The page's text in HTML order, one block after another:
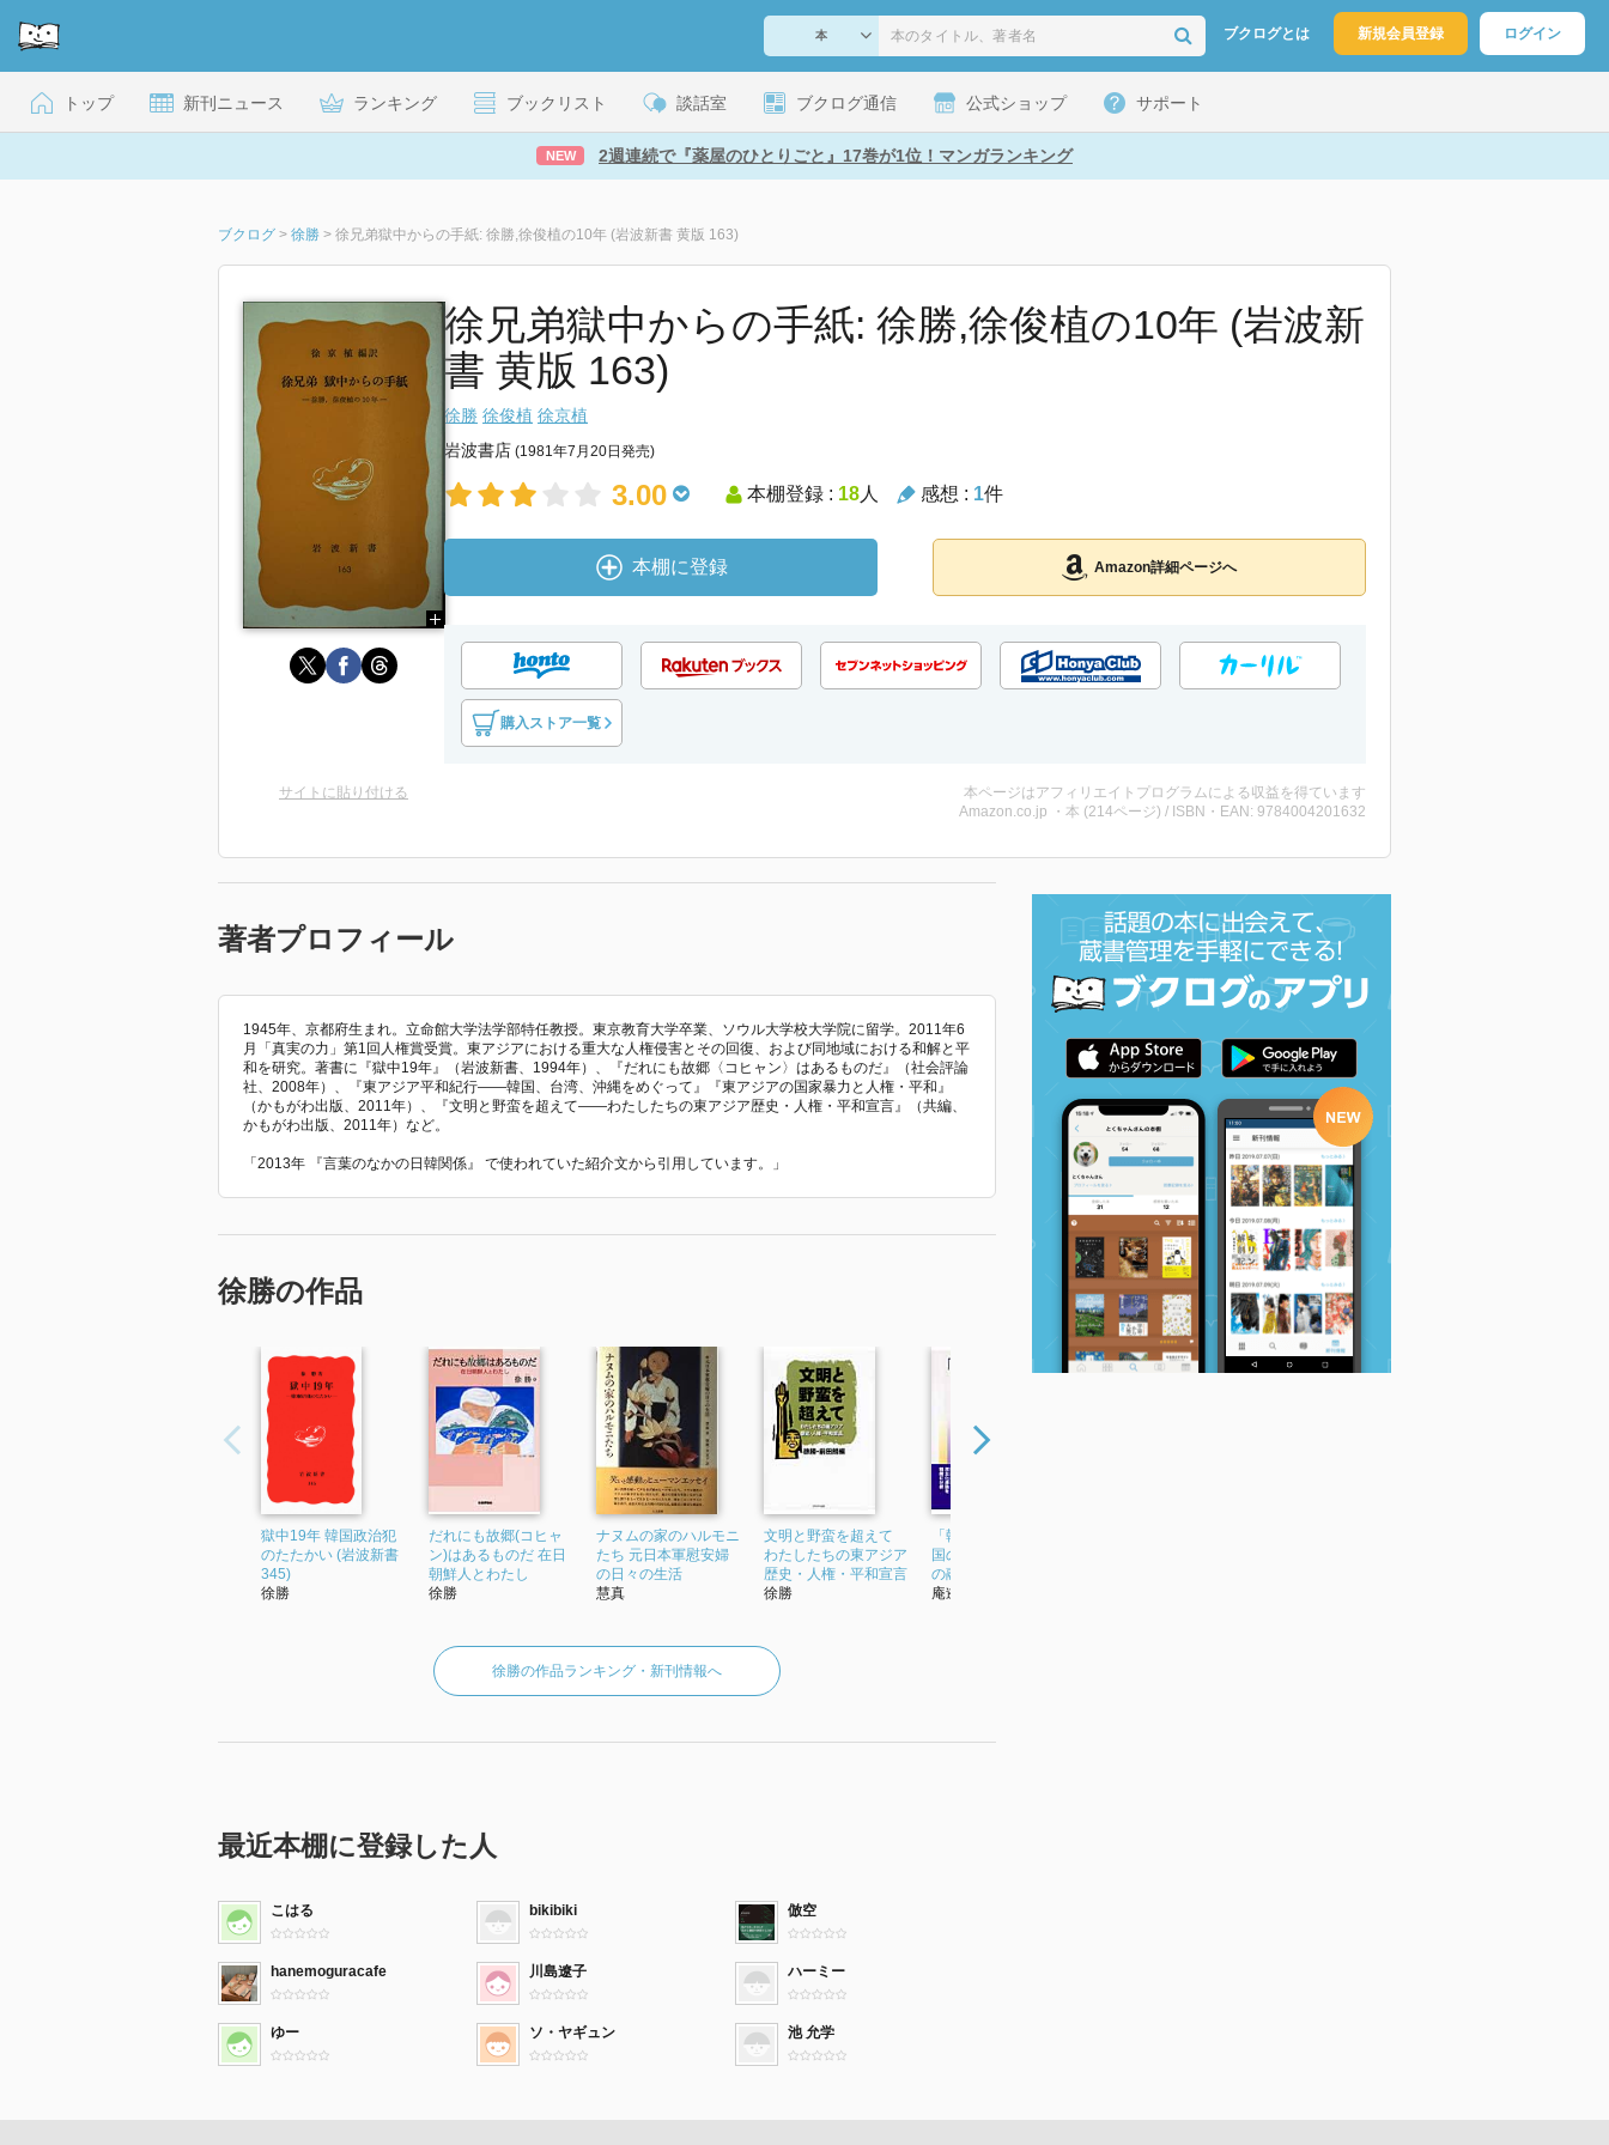
ブクログとは 新規会員登録 ログイン
トップ 新刊ニュース ランキング ブックリスト 談話室 ブクログ通信 公式ショップ サポート
NEW 2週連続で『薬屋のひとりごと』17巻が1位！マンガランキング
ブクログ > 徐勝 > 徐兄弟獄中からの手紙: 徐勝,徐俊植の10年 (岩波新書 黄版 163)
徐兄弟獄中からの手紙: 徐勝,徐俊植の10年 (岩波新
書 黄版 163)
徐勝 徐俊植 徐京植
岩波書店 (1981年7月20日発売)
3.00 本棚登録 : 18人 感想 : 1件
本棚に登録 Amazon詳細ページへ
購入ストア一覧
サイトに貼り付ける
本ページはアフィリエイトプログラムによる収益を得ています
Amazon.co.jp ・本 (214ページ) / ISBN・EAN: 9784004201632
著者プロフィール
1945年、京都府生まれ。立命館大学法学部特任教授。東京教育大学卒業、ソウル大学校大学院に留学。2011年6
月「真実の力」第1回人権賞受賞。東アジアにおける重大な人権侵害とその回復、および同地域における和解と平
和を研究。著書に『獄中19年』（岩波新書、1994年）、『だれにも故郷〈コヒャン〉はあるものだ』（社会評論
社、2008年）、『東アジア平和紀行――韓国、台湾、沖縄をめぐって』『東アジアの国家暴力と人権・平和』
（かもがわ出版、2011年）、『文明と野蛮を超えて――わたしたちの東アジア歴史・人権・平和宣言』（共編、
かもがわ出版、2011年）など。
「2013年 『言葉のなかの日韓関係』 で使われていた紹介文から引用しています。」
徐勝の作品
獄中19年 韓国政治犯
のたたかい (岩波新書
345)
徐勝
だれにも故郷(コヒャ
ン)はあるものだ 在日
朝鮮人とわたし
徐勝
ナヌムの家のハルモニ
たち 元日本軍慰安婦
の日々の生活
慧真
文明と野蛮を超えて
わたしたちの東アジア
歴史・人権・平和宣言
徐勝
「韓流」のうち外 韓
国の文化力と東アジア
の融合反応
庵逧由香
徐勝の作品ランキング・新刊情報へ
最近本棚に登録した人
こはる bikibiki 倣空
hanemoguracafe 川島遼子 ハーミー
ゆー ソ・ヤギュン 池 允学